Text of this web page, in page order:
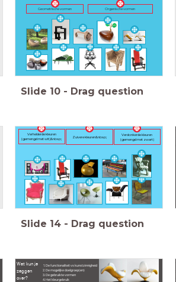
Organische vormen
Geometrische vormen
Slide 10 - Drag question
Verhelderde kleuren
(gemengd met wit)&nbsp;
Verdonkerde kleuren
(gemengd met zwart)
Zuivere kleuren&nbsp;
Slide 14 - Drag question
Wat kun je
zeggen
over?
De functionaliteit vs kunstzinnigheid
De mogelijke doelgroep(en)
De gebruikte vormen
Het kleurgebruik